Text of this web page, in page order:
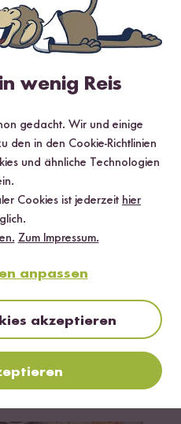
bunten Kochwelten
Desserts
Zubereitung
Anmeldung zum Newsletter
Bio
wenig Reis
gedacht. Wir und einige
den in den Cookie-Richtlinien
und ähnliche Technologien
Cookies ist jederzeit hier
Zum Impressum.
anpassen
akzeptieren